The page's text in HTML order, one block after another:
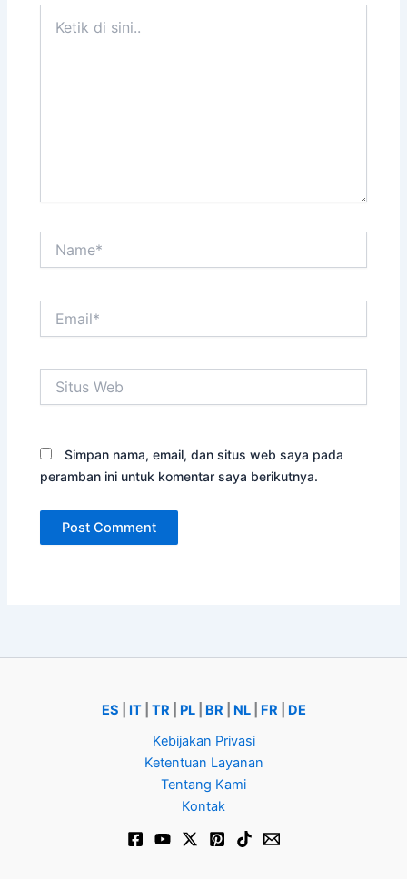
Web
Simpan nama, email, dan situs web saya pada
peramban ini untuk komentar saya berikutnya.
ES IT| TR PL| BR NL| FR
DE
Kebijakan Privasi
Ketentuan Layanan
Tentang Kami
Kontak